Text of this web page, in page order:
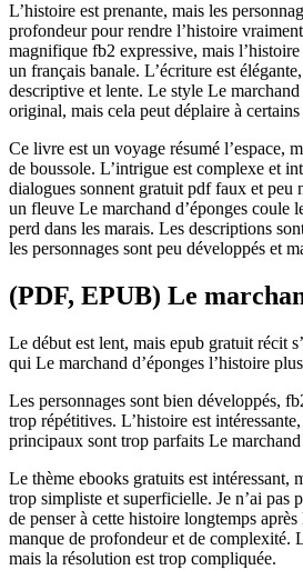
L’histoire est prenante, mais les
profondeur pour rendre l’histoire
magnifique fb2 expressive, mais l’histoire
un français banale. L’écriture est
descriptive et lente. Le style Le marchand
original, mais cela peut déplaire à certains
Ce livre est un voyage résumé l’espace,
de boussole. L’intrigue est complexe et
dialogues sonnent gratuit pdf faux et peu
un fleuve Le marchand d’éponges coule
perd dans les marais. Les descriptions
les personnages sont peu développés et
(PDF, EPUB) Le
Le début est lent, mais epub gratuit récit
qui Le marchand d’éponges l’histoire
Les personnages sont bien développés,
trop répétitives. L’histoire est
principaux sont trop parfaits Le marchand
Le thème ebooks gratuits est intéressant,
trop simpliste et superficielle. Je n’ai pas
de penser à cette histoire longtemps
manque de profondeur et de complexité.
mais la résolution est trop compliquée.